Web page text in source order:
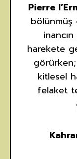
Pierre
bölünmüş
harekete
kitlesel
felaket